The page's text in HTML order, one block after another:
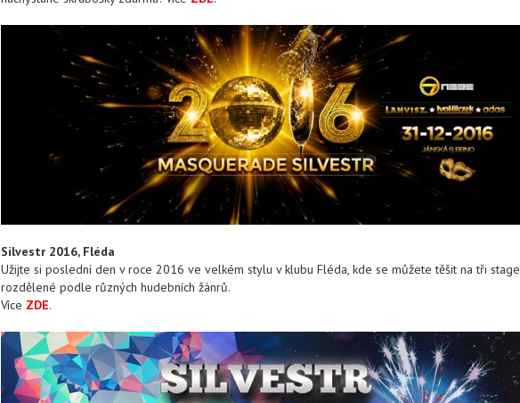
Silvestr 2016, Fléda
Užijte si poslední den v roce 2016 ve velkém stylu v klubu Fléda, kde se můžete těšit na tři stage
rozdělené podle různých hudebních žánrů.
Více ZDE.